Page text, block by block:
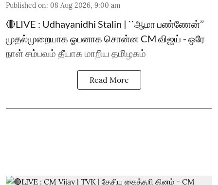
Published on: 08 Aug 2026, 9:00 am
🔴LIVE : Udhayanidhi Stalin | ``ஆமா பண்ணேன்’’
முதல்முறையாக ஓபனாக சொன்ன CM விஜய் - ஒரே
நாள் சம்பவம் தீயாக மாறிய தமிழகம்
Read More